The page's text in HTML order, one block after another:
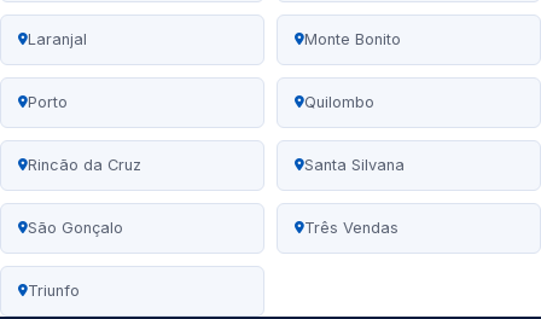
Laranjal Monte Bonito
Porto Quilombo
Rincão da Cruz Santa Silvana
São Gonçalo Três Vendas
Triunfo